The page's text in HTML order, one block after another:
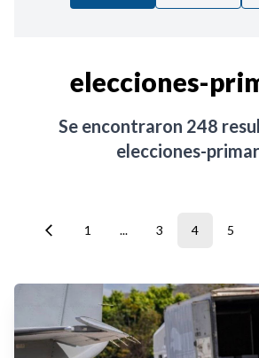
elecciones-
Se encontraron 248
elecciones-
1 ... 3 4 5